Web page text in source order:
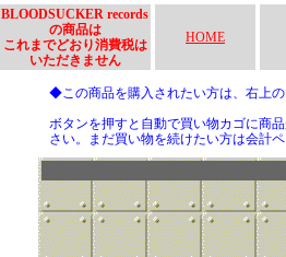
BLOODSUCKER records
の商品は
これまでどおり消費税は
いただきません
HOME
◆この商品を購入されたい方は、右上
ボタンを押すと自動で買い物カゴに商
さい。まだ買い物を続けたい方は会計